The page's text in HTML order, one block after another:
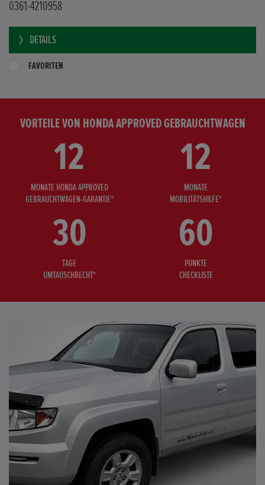
0361-4210958
DETAILS
FAVORITEN
VORTEILE VON HONDA APPROVED GEBRAUCHTWAGEN
12
MONATE HONDA APPROVED
GEBRAUCHTWAGEN-GARANTIE*
12
MONATE
MOBILITÄTSHILFE*
30
TAGE
UMTAUSCHRECHT*
60
PUNKTE
CHECKLISTE